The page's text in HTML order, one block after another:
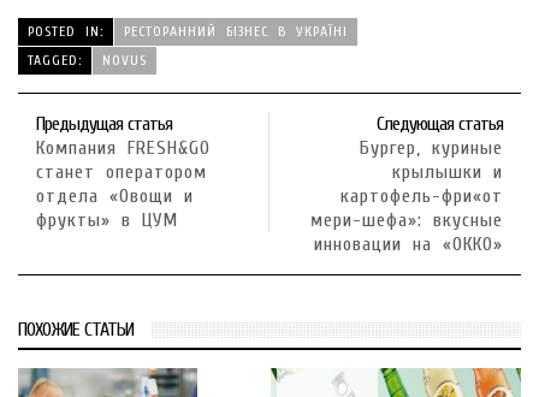
POSTED IN:
РЕСТОРАННИЙ БІЗНЕС В УКРАЇНІ
TAGGED:
NOVUS
Предыдущая статья
Компания FRESH&GO
станет оператором
отдела «Овощи и
фрукты» в ЦУМ
Следующая статья
Бургер, куриные
крылышки и
картофель-фри«от
мери-шефа»: вкусные
инновации на «ОККО»
ПОХОЖИЕ СТАТЬИ